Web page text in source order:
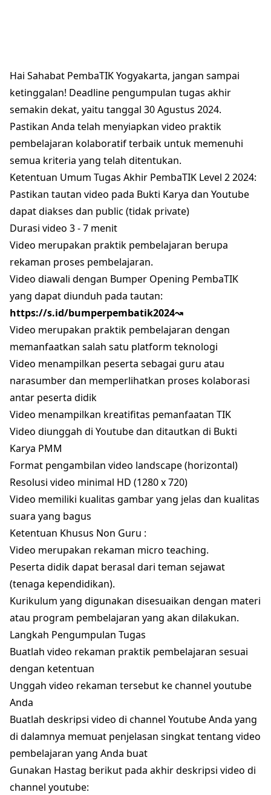
Hai Sahabat PembaTIK Yogyakarta, jangan sampai
ketinggalan! Deadline pengumpulan tugas akhir
semakin dekat, yaitu tanggal 30 Agustus 2024.
Pastikan Anda telah menyiapkan video praktik
pembelajaran kolaboratif terbaik untuk memenuhi
semua kriteria yang telah ditentukan.
Ketentuan Umum Tugas Akhir PembaTIK Level 2 2024:
Pastikan tautan video pada Bukti Karya dan Youtube
dapat diakses dan public (tidak private)
Durasi video 3 - 7 menit
Video merupakan praktik pembelajaran berupa
rekaman proses pembelajaran.
Video diawali dengan Bumper Opening PembaTIK
yang dapat diunduh pada tautan:
https://s.id/bumperpembatik2024↝
Video merupakan praktik pembelajaran dengan
memanfaatkan salah satu platform teknologi
Video menampilkan peserta sebagai guru atau
narasumber dan memperlihatkan proses kolaborasi
antar peserta didik
Video menampilkan kreatifitas pemanfaatan TIK
Video diunggah di Youtube dan ditautkan di Bukti
Karya PMM
Format pengambilan video landscape (horizontal)
Resolusi video minimal HD (1280 x 720)
Video memiliki kualitas gambar yang jelas dan kualitas
suara yang bagus
Ketentuan Khusus Non Guru :
Video merupakan rekaman micro teaching.
Peserta didik dapat berasal dari teman sejawat
(tenaga kependidikan).
Kurikulum yang digunakan disesuaikan dengan materi
atau program pembelajaran yang akan dilakukan.
Langkah Pengumpulan Tugas
Buatlah video rekaman praktik pembelajaran sesuai
dengan ketentuan
Unggah video rekaman tersebut ke channel youtube
Anda
Buatlah deskripsi video di channel Youtube Anda yang
di dalamnya memuat penjelasan singkat tentang video
pembelajaran yang Anda buat
Gunakan Hastag berikut pada akhir deskripsi video di
channel youtube: